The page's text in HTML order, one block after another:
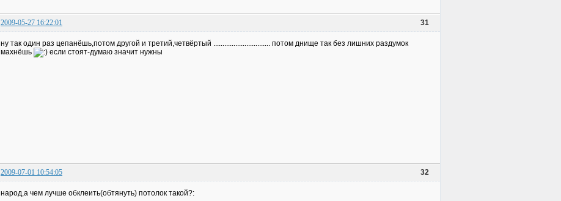
31
2009-05-27 16:22:01
ну так один раз цепанёшь,потом другой и третий,четвёртый ............................... потом днище так без лишних раздумок
махнёшь
если стоят-думаю значит нужны
32
2009-07-01 10:54:05
народ,а чем лучше обклеить(обтянуть) потолок такой?: